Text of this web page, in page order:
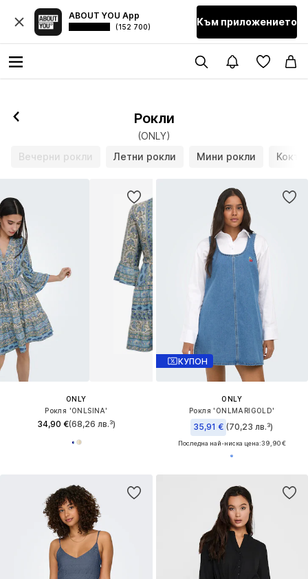
ABOUT YOU App
(152 700) Към приложението
Рокли
(ONLY)
Вечерни рокли
Летни рокли Мини рокли
ONLY
Рокля 'ONLSINA'
34,90 €(68,26 лв.³)
КУПОН
ONLY
Рокля 'ONLMARIGOLD'
35,91 € (70,23 лв.³)
Последна най-ниска цена:39,90 €